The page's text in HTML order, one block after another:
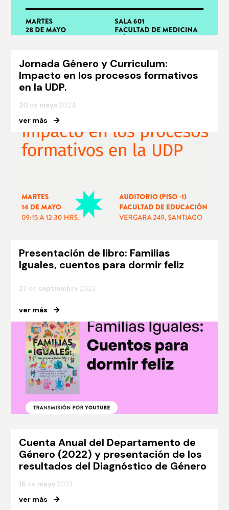
Jornada Género y Curriculum:
Impacto en los procesos formativos
en la UDP.
20 de mayo 2024
ver más
Presentación de libro: Familias
Iguales, cuentos para dormir feliz
27 de septiembre 2023
ver más
Cuenta Anual del Departamento de
Género (2022) y presentación de los
resultados del Diagnóstico de Género
16 de mayo 2023
ver más